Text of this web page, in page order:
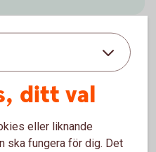
ditt val
eller liknande
ska fungera för dig. Det